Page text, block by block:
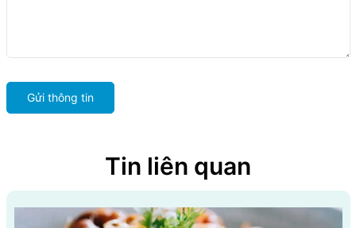
Gửi thông tin
Tin liên quan